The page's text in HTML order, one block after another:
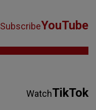
SubscribeYouTube
WatchTikTok